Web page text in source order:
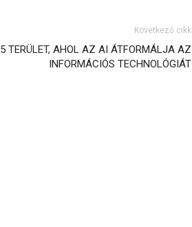
Következő cikk
5 TERÜLET, AHOL AZ AI ÁTFORMÁLJA AZ
INFORMÁCIÓS TECHNOLÓGIÁT